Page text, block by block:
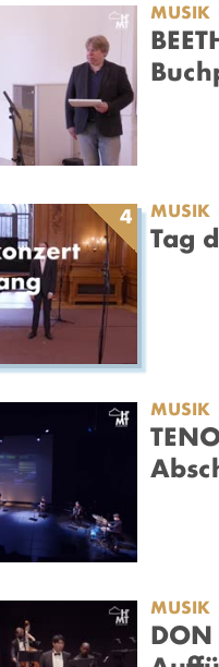
MUSIK
4 MUSIK
Tag
MUSIK
MUSIK